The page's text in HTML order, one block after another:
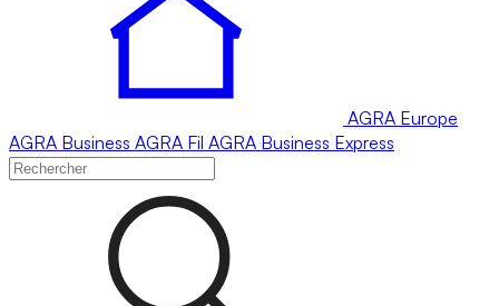
AGRA Europe
AGRA Business AGRA Fil AGRA Business Express